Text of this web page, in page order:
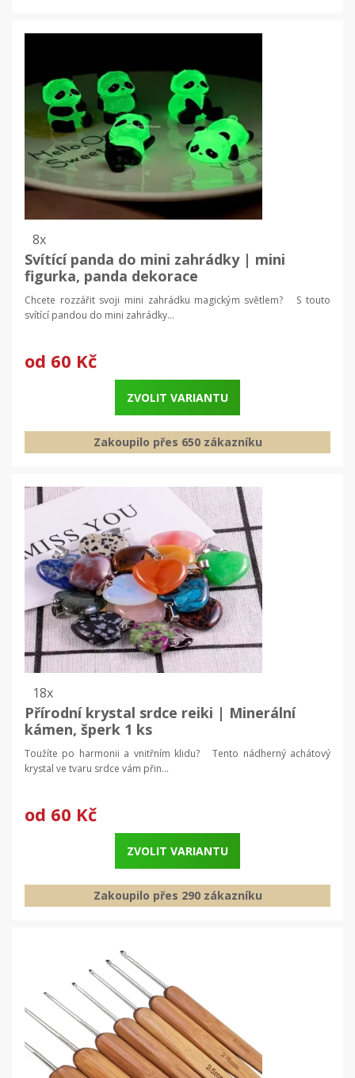
8x
Svítící panda do mini zahrádky | mini
figurka, panda dekorace
Chcete rozzářit svoji mini zahrádku magickým světlem? S touto
svítící pandou do mini zahrádky...
od 60 Kč
ZVOLIT VARIANTU
Zakoupilo přes 650 zákazníku
18x
Přírodní krystal srdce reiki | Minerální
kámen, šperk 1 ks
Toužíte po harmonii a vnitřním klidu? Tento nádherný achátový
krystal ve tvaru srdce vám přin...
od 60 Kč
ZVOLIT VARIANTU
Zakoupilo přes 290 zákazníku